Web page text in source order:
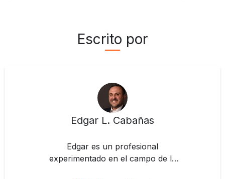
Escrito por
Edgar L. Cabañas
Edgar es un profesional
experimentado en el campo de la